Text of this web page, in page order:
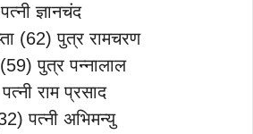
ज्ञानचंद
(62) पुत्र रामचरण
पुत्र पन्नालाल
राम प्रसाद
पत्नी अभिमन्यु